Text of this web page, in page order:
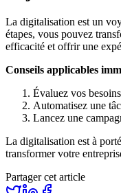
La digitalisation est un
étapes, vous pouvez
efficacité et offrir une
Conseils applicables
Évaluez vos
Automatisez une
Lancez une
La digitalisation est à
transformer votre
Partager cet article